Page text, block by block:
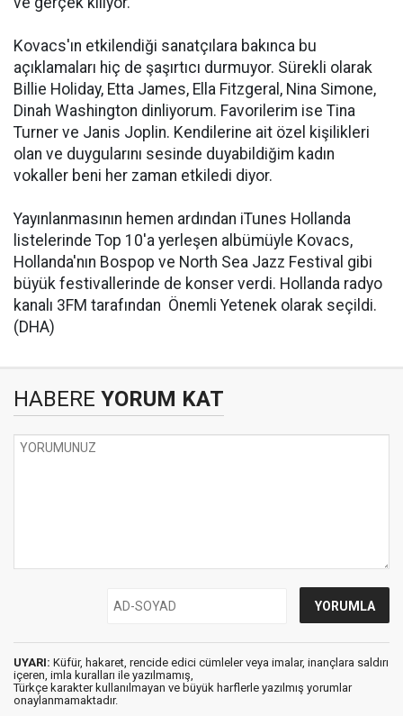
Kovacs'ın etkilendiği sanatçılara bakınca bu
açıklamaları hiç de şaşırtıcı durmuyor. Sürekli olarak
Billie Holiday, Etta James, Ella Fitzgeral, Nina Simone,
Dinah Washington dinliyorum. Favorilerim ise Tina
Turner ve Janis Joplin. Kendilerine ait özel kişilikleri
olan ve duygularını sesinde duyabildiğim kadın
vokaller beni her zaman etkiledi diyor.
Yayınlanmasının hemen ardından iTunes Hollanda
listelerinde Top 10'a yerleşen albümüyle Kovacs,
Hollanda'nın Bospop ve North Sea Jazz Festival gibi
büyük festivallerinde de konser verdi. Hollanda radyo
kanalı 3FM tarafından  Önemli Yetenek olarak seçildi.
(DHA)
HABERE YORUM KAT
UYARI: Küfür, hakaret, rencide edici cümleler veya imalar, inançlara saldırı
içeren, imla kuralları ile yazılmamış,
Türkçe karakter kullanılmayan ve büyük harflerle yazılmış yorumlar
onaylanmamaktadır.